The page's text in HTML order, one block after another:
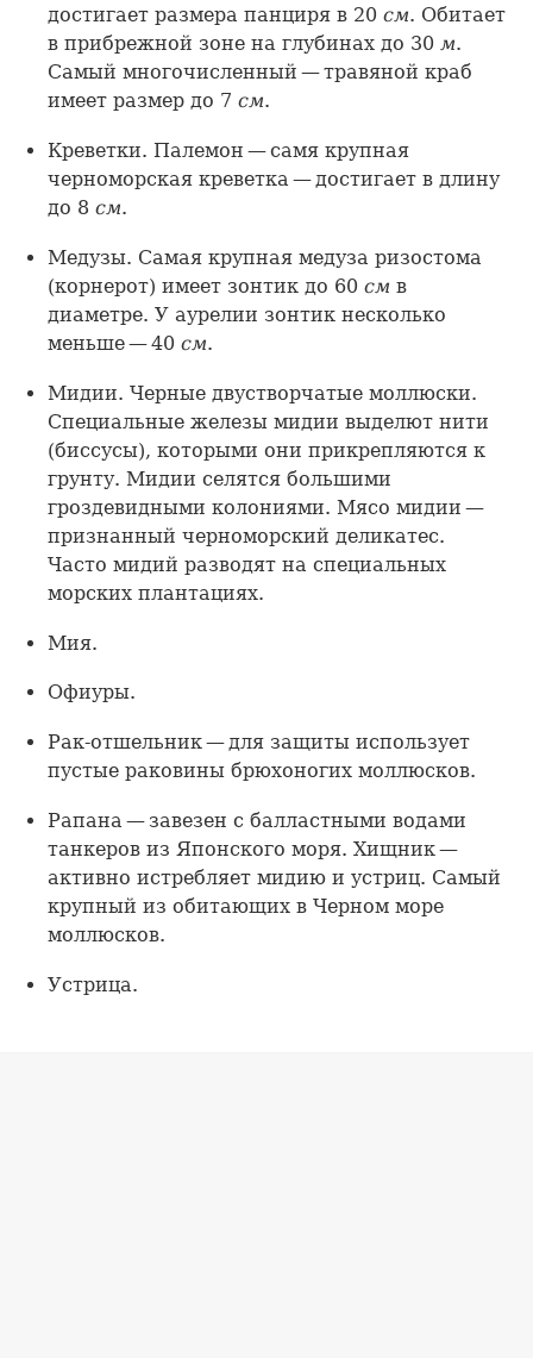
достигает размера панциря в 20 см. Обитает
в прибрежной зоне на глубинах до 30 м.
Самый многочисленный — травяной краб
имеет размер до 7 см.
Креветки. Палемон — самя крупная
черноморская креветка — достигает в длину
до 8 см.
Медузы. Самая крупная медуза ризостома
(корнерот) имеет зонтик до 60 см в
диаметре. У аурелии зонтик несколько
меньше — 40 см.
Мидии. Черные двустворчатые моллюски.
Специальные железы мидии выделют нити
(биссусы), которыми они прикрепляются к
грунту. Мидии селятся большими
гроздевидными колониями. Мясо мидии —
признанный черноморский деликатес.
Часто мидий разводят на специальных
морских плантациях.
Мия.
Офиуры.
Рак-отшельник — для защиты использует
пустые раковины брюхоногих моллюсков.
Рапана — завезен с балластными водами
танкеров из Японского моря. Хищник —
активно истребляет мидию и устриц. Самый
крупный из обитающих в Черном море
моллюсков.
Устрица.